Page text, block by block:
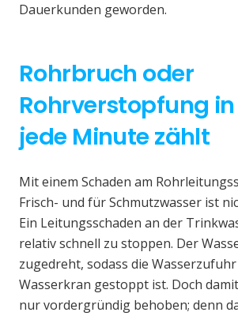
Dauerkunden geworden.
Rohrbruch oder
Rohrverstopfung
jede Minute zählt
Mit einem Schaden am
Frisch- und für Schmutzwasser ist
Ein Leitungsschaden an der
relativ schnell zu stoppen. Der
zugedreht, sodass die
Wasserkran gestoppt ist. Doch
nur vordergründig behoben; denn